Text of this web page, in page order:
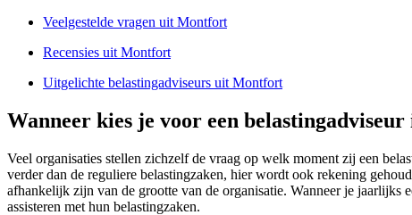
Veelgestelde vragen uit Montfort
Recensies uit Montfort
Uitgelichte belastingadviseurs uit Montfort
Wanneer kies je voor een
Veel organisaties stellen zichzelf de vraag op welk moment zij een
verder dan de reguliere belastingzaken, hier wordt ook rekening
afhankelijk zijn van de grootte van de organisatie. Wanneer je jaarlijks
assisteren met hun belastingzaken.